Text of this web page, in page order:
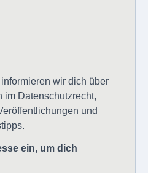
wir dich über
Datenschutzrecht,
und
ein, um dich